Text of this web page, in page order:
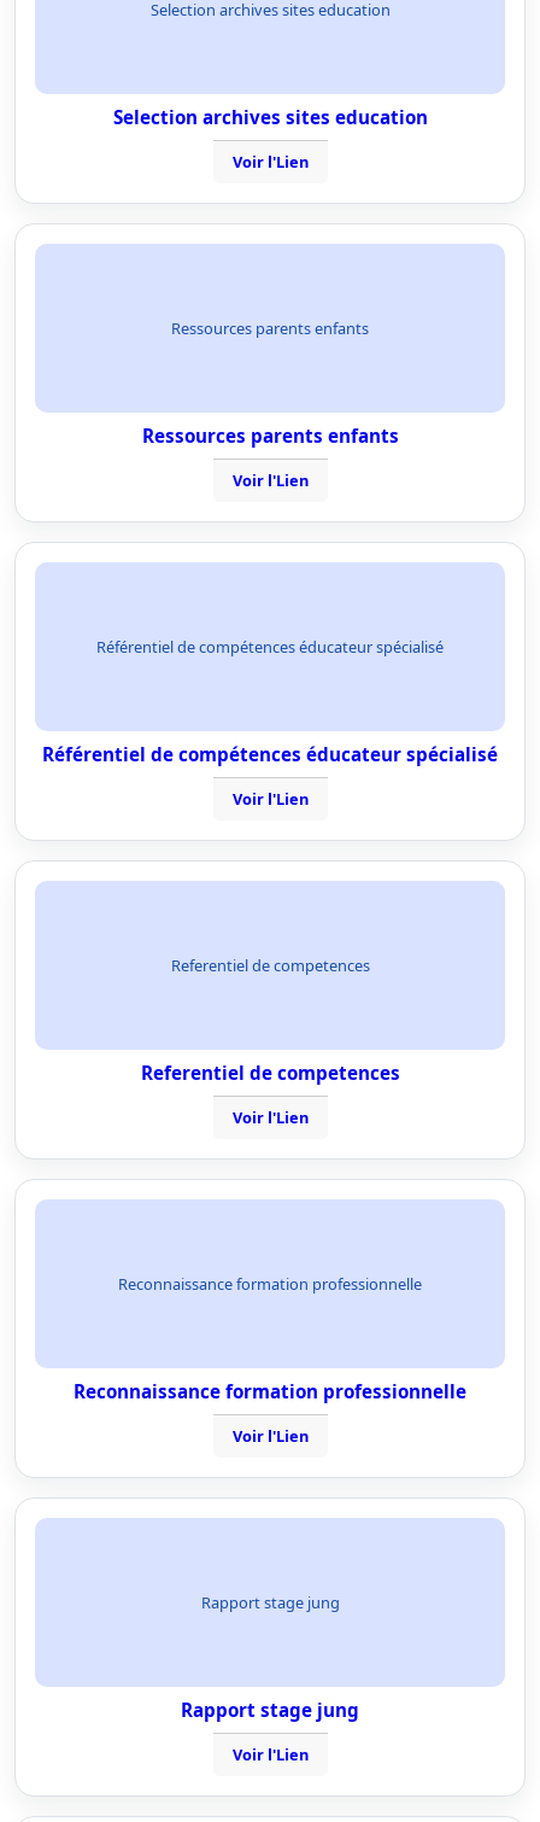
Selection archives sites education
Selection archives sites education
Voir l'Lien
Ressources parents enfants
Ressources parents enfants
Voir l'Lien
Référentiel de compétences éducateur spécialisé
Référentiel de compétences éducateur spécialisé
Voir l'Lien
Referentiel de competences
Referentiel de competences
Voir l'Lien
Reconnaissance formation professionnelle
Reconnaissance formation professionnelle
Voir l'Lien
Rapport stage jung
Rapport stage jung
Voir l'Lien